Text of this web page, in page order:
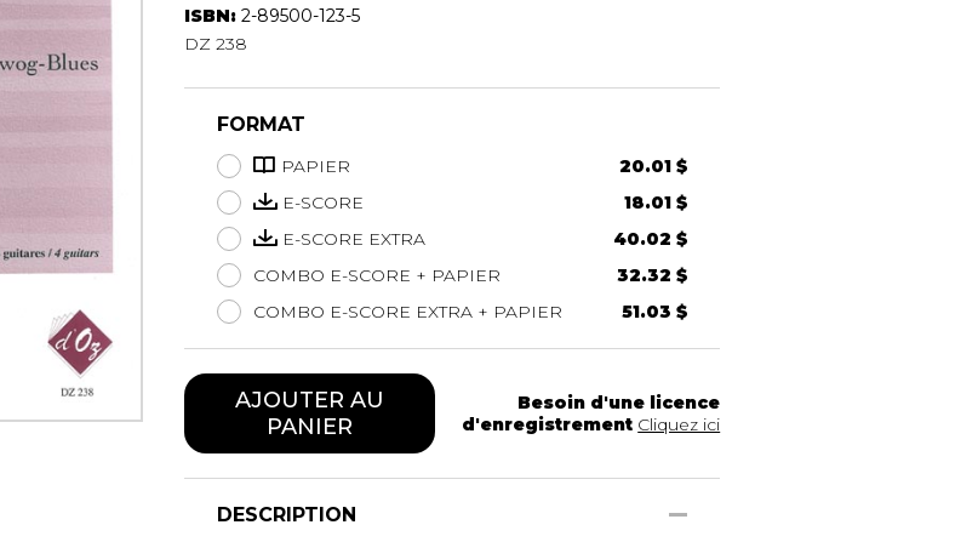
Hautbois
Luth
Percussion
Piano
Saxophone
Trompette
Tuba
Ukulélé
Voix
ISBN: 2-89500-123-5
DZ 238
FORMAT
PAPIER
20.01 $
E-SCORE
18.01 $
E-SCORE EXTRA
40.02 $
COMBO E-SCORE + PAPIER
32.32 $
COMBO E-SCORE EXTRA + PAPIER
51.03 $
AJOUTER AU
PANIER
Besoin d'une licence
d'enregistrement Cliquez ici
DESCRIPTION